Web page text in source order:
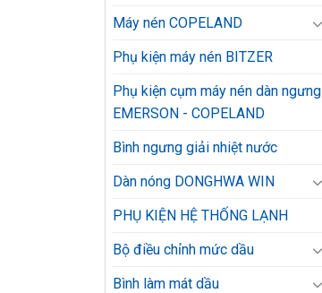
Máy nén COPELAND
Phụ kiện máy nén BITZER
Phụ kiện cụm máy nén dàn ngưng
EMERSON - COPELAND
Bình ngưng giải nhiệt nước
Dàn nóng DONGHWA WIN
PHỤ KIỆN HỆ THỐNG LẠNH
Bộ điều chỉnh mức dầu
Bình làm mát dầu